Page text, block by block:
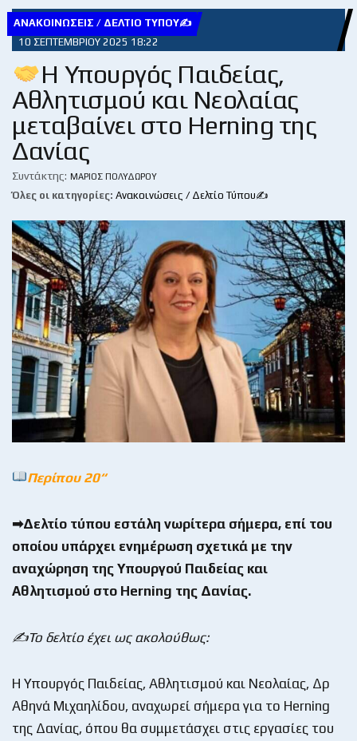
ΑΝΑΚΟΙΝΏΣΕΙΣ / ΔΕΛΤΊΟ ΤΎΠΟΥ✍
10 ΣΕΠΤΕΜΒΡΊΟΥ 2025 18:22
Η Υπουργός Παιδείας,
Αθλητισμού και Νεολαίας
μεταβαίνει στο Herning της
Δανίας
Συντάκτης: ΜΆΡΙΟΣ ΠΟΛΥΔΏΡΟΥ
Όλες οι κατηγορίες: Ανακοινώσεις / Δελτίο Τύπου✍
Περίπου 20“
➡Δελτίο τύπου εστάλη νωρίτερα σήμερα, επί του
οποίου υπάρχει ενημέρωση σχετικά με την
αναχώρηση της Υπουργού Παιδείας και
Αθλητισμού στο Herning της Δανίας.
✍Το δελτίο έχει ως ακολούθως:
Η Υπουργός Παιδείας, Αθλητισμού και Νεολαίας, Δρ
Αθηνά Μιχαηλίδου, αναχωρεί σήμερα για το Herning
της Δανίας, όπου θα συμμετάσχει στις εργασίες του